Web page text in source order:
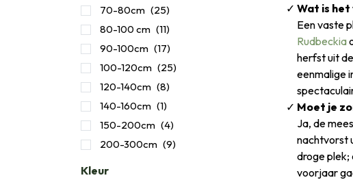
70-80cm (25)
80-100 cm (11)
90-100cm (17)
100-120cm (25)
​120-140cm (8)
140-160cm (1)
150-200cm (4)
200-300cm (9)
Kleur
Wat is het
Een vaste
Rudbeckia
herfst uit
eenmalige
Moet je
Ja, de
nachtvorst
droge plek;
voorjaar